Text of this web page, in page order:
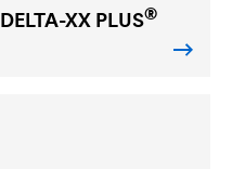
DELTA-XX PLUS®